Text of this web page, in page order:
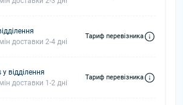
доставки 2-4 дні
Тариф перевізника
відділення
доставки 1-2 дні
Тариф перевізника